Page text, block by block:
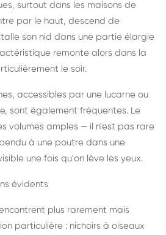
surtout dans les maisons de
par le haut, descend de
son nid dans une partie élargie
remonte alors dans la
le soir.
accessibles par une lucarne ou
sont également fréquentes. Le
volumes amples — il n'est pas rare
à une poutre dans une
une fois qu'on lève les yeux.
évidents
plus rarement mais
particulière : nichoirs à oiseaux